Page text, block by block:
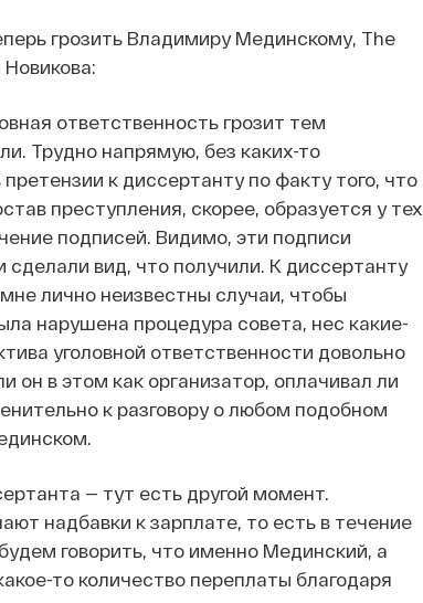
грозить Владимиру Мединскому, The
ответственность грозит тем
Трудно напрямую, без каких-то
к диссертанту по факту того, что
преступления, скорее, образуется у тех
подписей. Видимо, эти подписи
вид, что получили. К диссертанту
лично неизвестны случаи, чтобы
нарушена процедура совета, нес какие-
уголовной ответственности довольно
он в этом как организатор, оплачивал ли
к разговору о любом подобном
— тут есть другой момент.
надбавки к зарплате, то есть в течение
говорить, что именно Мединский, а
то количество переплаты благодаря